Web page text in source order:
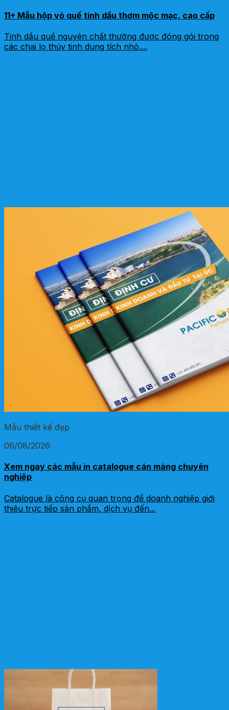
11+ Mẫu hộp vỏ quế tinh dầu thơm mộc mạc, cao cấp
Tinh dầu quế nguyên chất thường được đóng gói trong
các chai lọ thủy tinh dung tích nhỏ....
Mẫu thiết kế đẹp
06/08/2026
Xem ngay các mẫu in catalogue cán màng chuyên
nghiệp
Catalogue là công cụ quan trọng để doanh nghiệp giới
thiệu trực tiếp sản phẩm, dịch vụ đến...